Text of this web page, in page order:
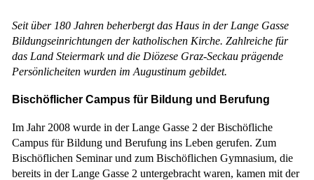
Seit über 180 Jahren beherbergt das Haus in der Lange Gasse
Bildungseinrichtungen der katholischen Kirche. Zahlreiche für
das Land Steiermark und die Diözese Graz-Seckau prägende
Persönlicheiten wurden im Augustinum gebildet.
Bischöflicher Campus für Bildung und Berufung
Im Jahr 2008 wurde in der Lange Gasse 2 der Bischöfliche
Campus für Bildung und Berufung ins Leben gerufen. Zum
Bischöflichen Seminar und zum Bischöflichen Gymnasium, die
bereits in der Lange Gasse 2 untergebracht waren, kamen mit der